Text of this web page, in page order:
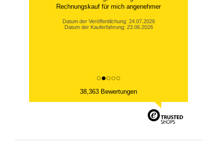
Rechnungskauf für mich angenehmer
Datum der Veröffentlichung: 24.07.2026
Datum der Kauferfahrung: 23.06.2026
38,363 Bewertungen